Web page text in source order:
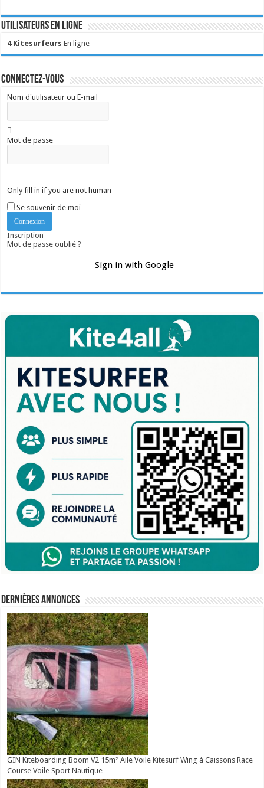
Utilisateurs en ligne
4 Kitesurfeurs En ligne
Connectez-vous
Nom d'utilisateur ou E-mail
Mot de passe
Only fill in if you are not human
Se souvenir de moi
Inscription
Mot de passe oublié ?
Sign in with Google
Dernières annonces
GIN Kiteboarding Boom V2 15m² Aile Voile Kitesurf Wing à Caissons Race
Course Voile Sport Nautique